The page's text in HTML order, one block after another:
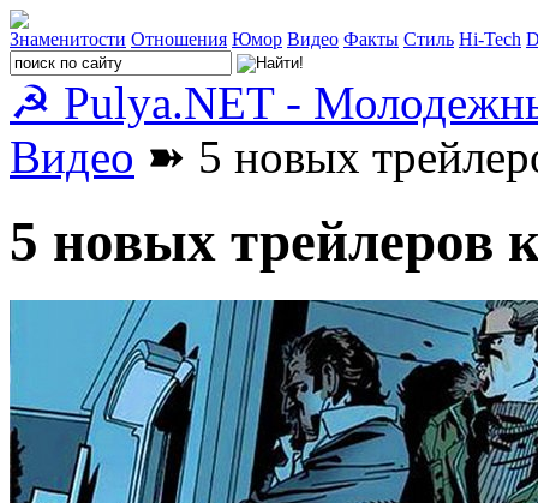
Знаменитости Отношения Юмор Видео Факты Стиль Hi-Tech
☭ Pulya.NET -
Видео ➽ 5 новых
5 новых